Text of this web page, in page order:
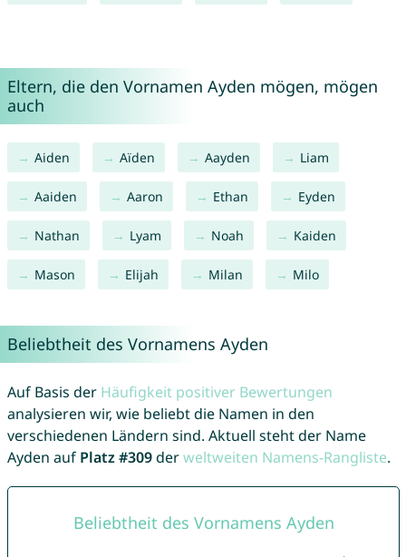
Eltern, die den Vornamen Ayden mögen, mögen
auch
Aiden Aïden Aayden Liam
Aaiden Aaron Ethan Eyden
Nathan Lyam Noah Kaiden
Mason Elijah Milan Milo
Beliebtheit des Vornamens Ayden
Auf Basis der Häufigkeit positiver Bewertungen
analysieren wir, wie beliebt die Namen in den
verschiedenen Ländern sind. Aktuell steht der Name
Ayden auf Platz #309derweltweiten Namens-Rangliste.